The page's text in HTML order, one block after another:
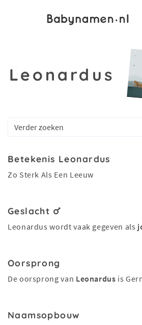
Leonardus
Betekenis Leonardus
Zo Sterk Als Een Leeuw
Geslacht
Leonardus wordt vaak gegeven als
Oorsprong
De oorsprong van Leonardus is
Naamsopbouw